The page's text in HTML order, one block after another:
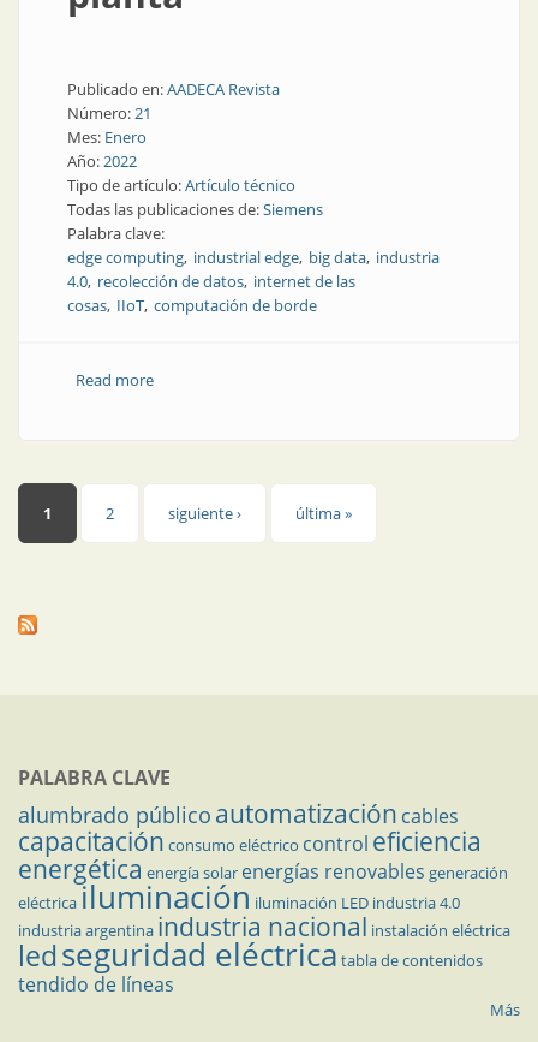
Publicado en:AADECA Revista
Número:21
Mes: Enero
Año:2022
Tipo de artículo:Artículo técnico
Todas las publicaciones de:Siemens
Palabra clave:
edge computing industrial edge big data industria
4.0 recolección de datos internet de las
cosas IIoT computación de borde
Read moreabout Datos de producción más eficientes:
Páginas
1 2 siguiente › última »
PALABRA CLAVE
alumbrado público automatización cables
capacitación consumo eléctrico control eficiencia
energética energía solar energías renovables generación
eléctricailuminación iluminación LED industria 4.0
industria argentina industria nacional instalación eléctrica
ledseguridad eléctrica tabla de contenidos
tendido de líneas
Más